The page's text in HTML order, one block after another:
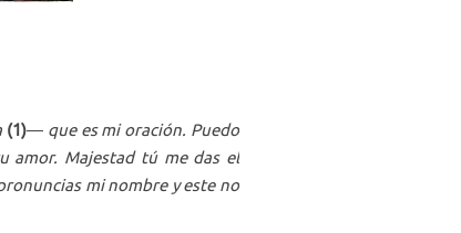
(1)— que es mi oración. Puedo
amor. Majestad tú me das el
mi nombre y este no